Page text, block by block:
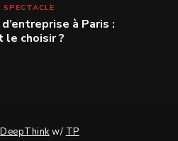
SPECTACLE
à Paris :
le choisir ?
DeepThinkw/ TP